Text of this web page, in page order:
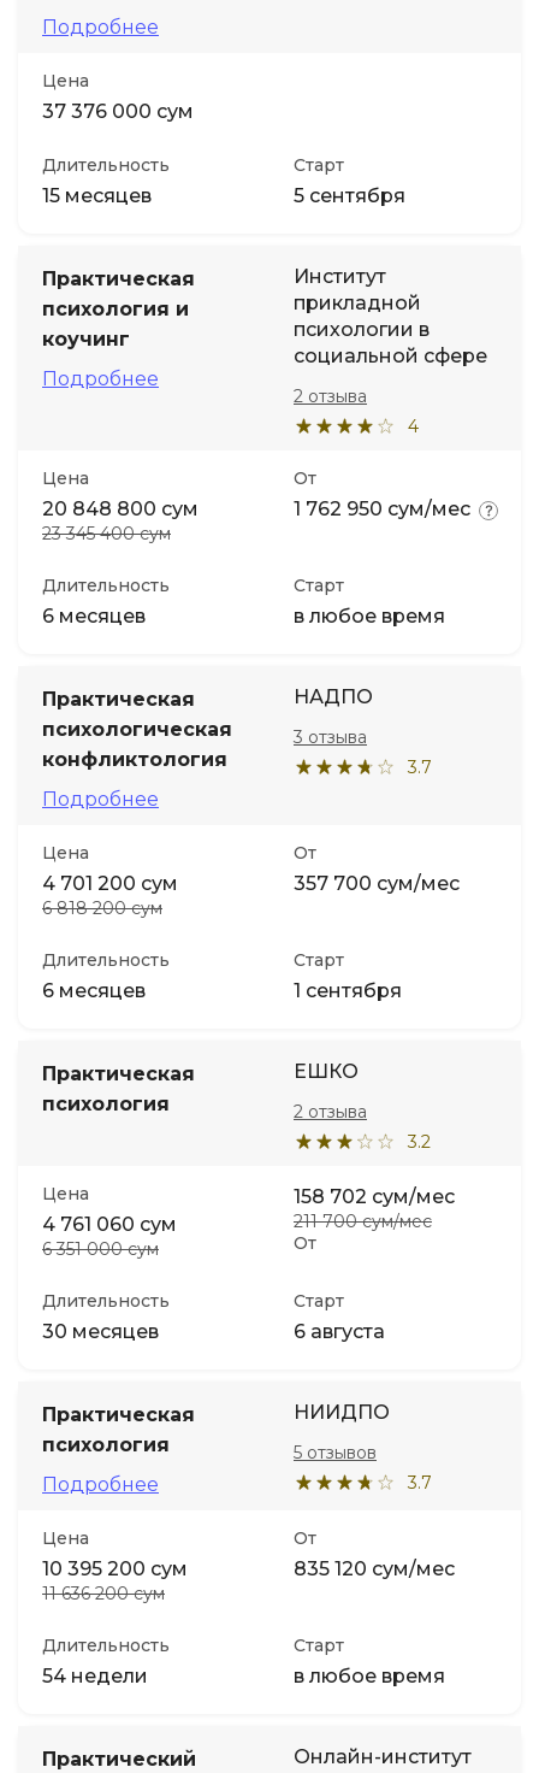
Подробнее
Цена
37 376 000 сум
Длительность
15 месяцев
Старт
5 сентября
Практическая
психология и
коучинг
Подробнее
Институт
прикладной
психологии в
социальной сфере
4
2 отзыва
Цена
20 848 800 сум
23 345 400 сум
От
1 762 950 сум/мес
Длительность
6 месяцев
Старт
в любое время
Практическая
психологическая
конфликтология
Подробнее
НАДПО
3.7
3 отзыва
Цена
4 701 200 сум
6 818 200 сум
От
357 700 сум/мес
Длительность
6 месяцев
Старт
1 сентября
Практическая
психология
ЕШКО
3.2
2 отзыва
Цена
4 761 060 сум
6 351 000 сум От
158 702 сум/мес
211 700 сум/мес
Длительность
30 месяцев
Старт
6 августа
Практическая
психология
Подробнее
НИИДПО
3.7
5 отзывов
Цена
10 395 200 сум
11 636 200 сум
От
835 120 сум/мес
Длительность
54 недели
Старт
в любое время
Практический
Онлайн-институт